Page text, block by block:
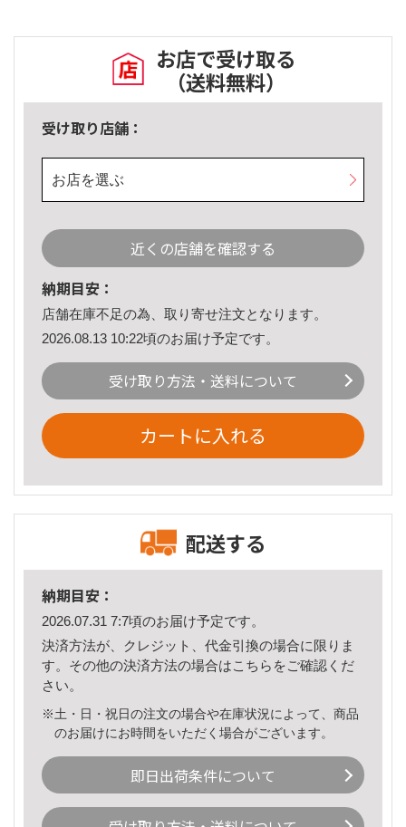
お店で受け取る
（送料無料）
受け取り店舗：
お店を選ぶ
近くの店舗を確認する
納期目安：
店舗在庫不足の為、取り寄せ注文となります。
2026.08.13 10:22頃のお届け予定です。
受け取り方法・送料について
カートに入れる
配送する
納期目安：
2026.07.31 7:7頃のお届け予定です。
決済方法が、クレジット、代金引換の場合に限りま
す。その他の決済方法の場合はこちら をご確認くだ
さい。
※土・日・祝日の注文の場合や在庫状況によって、商品
のお届けにお時間をいただく場合がございます。
即日出荷条件について